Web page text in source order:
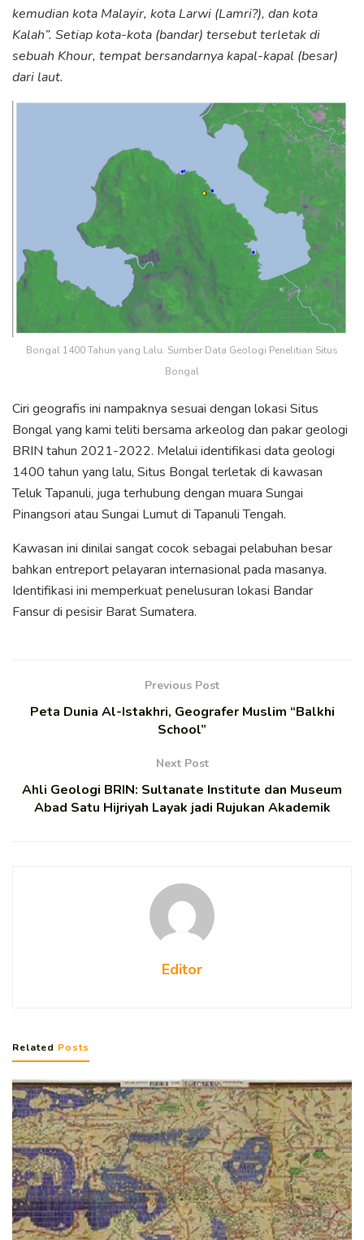
kemudian kota Malayir, kota Larwi (Lamri?), dan kota
Kalah”. Setiap kota-kota (bandar) tersebut terletak di
sebuah Khour, tempat bersandarnya kapal-kapal (besar)
dari laut.
Bongal 1400 Tahun yang Lalu. Sumber Data Geologi Penelitian Situs
Bongal
Ciri geografis ini nampaknya sesuai dengan lokasi Situs
Bongal yang kami teliti bersama arkeolog dan pakar geologi
BRIN tahun 2021-2022. Melalui identifikasi data geologi
1400 tahun yang lalu, Situs Bongal terletak di kawasan
Teluk Tapanuli, juga terhubung dengan muara Sungai
Pinangsori atau Sungai Lumut di Tapanuli Tengah.
Kawasan ini dinilai sangat cocok sebagai pelabuhan besar
bahkan entreport pelayaran internasional pada masanya.
Identifikasi ini memperkuat penelusuran lokasi Bandar
Fansur di pesisir Barat Sumatera.
Previous Post
Peta Dunia Al-Istakhri, Geografer Muslim “Balkhi
School”
Next Post
Ahli Geologi BRIN: Sultanate Institute dan Museum
Abad Satu Hijriyah Layak jadi Rujukan Akademik
Editor
Related Posts